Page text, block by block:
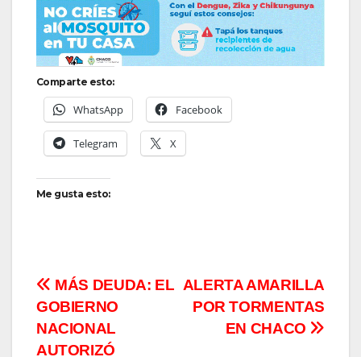
Comparte esto:
WhatsApp Facebook
Telegram X
Me gusta esto:
Navegación
de
ALERTA AMARILLA
POR TORMENTAS
EN CHACO
MÁS DEUDA: EL
GOBIERNO
NACIONAL
AUTORIZÓ